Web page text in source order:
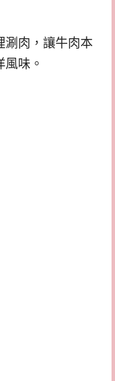
涮肉，讓牛肉本
味。